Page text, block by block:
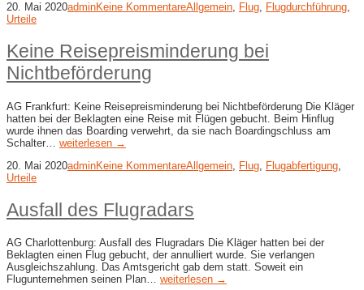
20. Mai 2020adminKeine KommentareAllgemein, Flug, Flugdurchführung,
Urteile
Keine Reisepreisminderung bei
Nichtbeförderung
AG Frankfurt: Keine Reisepreisminderung bei Nichtbeförderung Die Kläger
hatten bei der Beklagten eine Reise mit Flügen gebucht. Beim Hinflug
wurde ihnen das Boarding verwehrt, da sie nach Boardingschluss am
Schalter… weiterlesen →
20. Mai 2020adminKeine KommentareAllgemein Flug Flugabfertigung
Urteile
Ausfall des Flugradars
AG Charlottenburg: Ausfall des Flugradars Die Kläger hatten bei der
Beklagten einen Flug gebucht, der annulliert wurde. Sie verlangen
Ausgleichszahlung. Das Amtsgericht gab dem statt. Soweit ein
Flugunternehmen seinen Plan… weiterlesen →